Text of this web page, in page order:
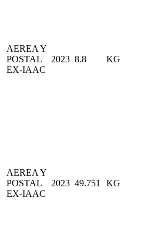
AEREA Y
POSTAL
EX-IAAC
2023 8.8 KG
AEREA Y
POSTAL
EX-IAAC
2023 49.751 KG